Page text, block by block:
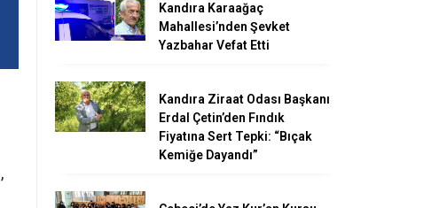
Kandıra Karaağaç
Mahallesi’nden Şevket
Yazbahar Vefat Etti
Kandıra Ziraat Odası Başkanı
Erdal Çetin’den Fındık
Fiyatına Sert Tepki: “Bıçak
Kemiğe Dayandı”